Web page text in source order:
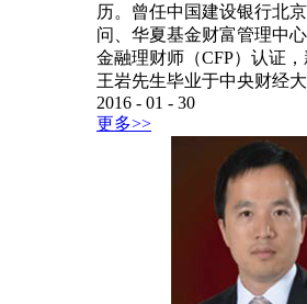
历。曾任中国建设银行北
问、华夏基金财富管理中
金融理财师（CFP）认证
王岩先生毕业于中央财经
2016 - 01 - 30
更多>>